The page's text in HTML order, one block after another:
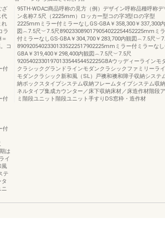
ざ
代
れ
ラ
コ
付
付
付
は
イ
風
テ
ニ
95TH-WDA□商品呼称の見方（例）デザイン呼称品種呼称デ
ン名称7.5尺（2225mm）ロッカー型コの字3型ロの字型
2225mmミラー付ミラーなしGS-GBA￥358,300￥337,300
図︵7.5尺︶7.5尺8902330890179054022254452225mmミ
付ミラーなしGS-GBA￥304,700￥283,700内観図︵7.5尺
89092054023301335222517902225mmミラー付ミラーな
GBA￥319,400￥298,400内観図︵7.5尺︶7.5尺
9205402330197013354454452225GBAウッディーラインモ
クラシックグランドラインモダンクラシックファミリーラ
モダンクラシック新和風（SL）戸襖和襖和障子収納システ
納ボックスタイプシステム収納フレームタイプシステム収
ネルタイプ集成カウンター／床下収納床材／床造作材階段
ミ階段ユニット階段ユニット手すりDS窓枠・造作材